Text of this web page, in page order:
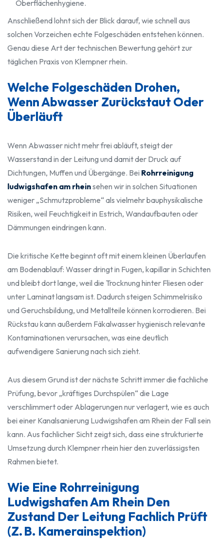
Oberflächenhygiene.
Anschließend lohnt sich der Blick darauf, wie schnell aus
solchen Vorzeichen echte Folgeschäden entstehen können.
Genau diese Art der technischen Bewertung gehört zur
täglichen Praxis von Klempner rhein.
Welche Folgeschäden Drohen,
Wenn Abwasser Zurückstaut Oder
Überläuft
Wenn Abwasser nicht mehr frei abläuft, steigt der
Wasserstand in der Leitung und damit der Druck auf
Dichtungen, Muffen und Übergänge. Bei Rohrreinigung
ludwigshafen am rheinsehen wir in solchen Situationen
weniger „Schmutzprobleme“ als vielmehr bauphysikalische
Risiken, weil Feuchtigkeit in Estrich, Wandaufbauten oder
Dämmungen eindringen kann.
Die kritische Kette beginnt oft mit einem kleinen Überlaufen
am Bodenablauf: Wasser dringt in Fugen, kapillar in Schichten
und bleibt dort lange, weil die Trocknung hinter Fliesen oder
unter Laminat langsam ist. Dadurch steigen Schimmelrisiko
und Geruchsbildung, und Metallteile können korrodieren. Bei
Rückstau kann außerdem Fäkalwasser hygienisch relevante
Kontaminationen verursachen, was eine deutlich
aufwendigere Sanierung nach sich zieht.
Aus diesem Grund ist der nächste Schritt immer die fachliche
Prüfung, bevor „kräftiges Durchspülen“ die Lage
verschlimmert oder Ablagerungen nur verlagert, wie es auch
bei einer Kanalsanierung Ludwigshafen am Rhein der Fall sein
kann. Aus fachlicher Sicht zeigt sich, dass eine strukturierte
Umsetzung durch Klempner rhein hier den zuverlässigsten
Rahmen bietet.
Wie Eine Rohrreinigung
Ludwigshafen Am Rhein Den
Zustand Der Leitung Fachlich Prüft
(z. B. Kamerainspektion)